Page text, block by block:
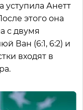
уступила Анетт
этого она
с двумя
Ван (6:1, 6:2) и
входят в